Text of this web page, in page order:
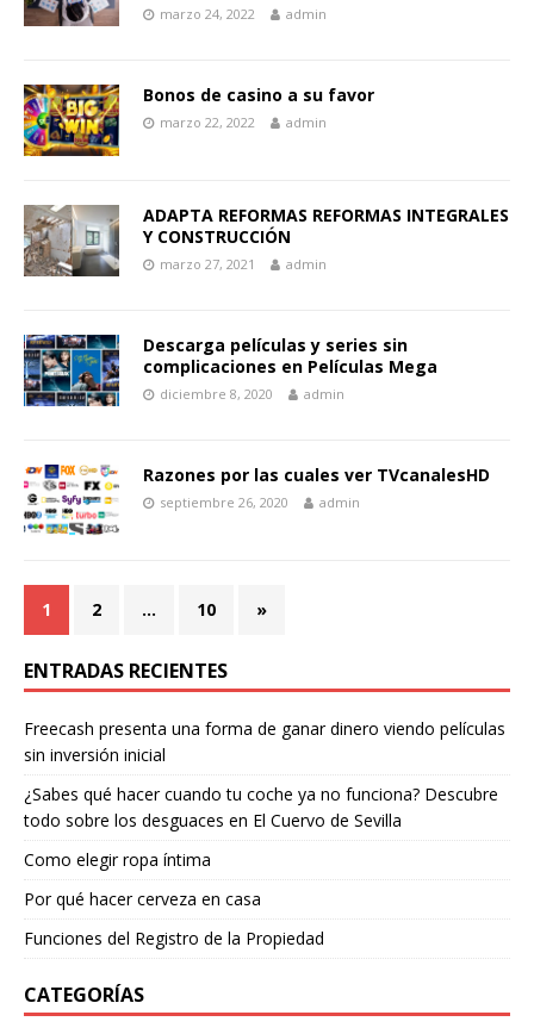
marzo 24, 2022 admin
Bonos de casino a su favor
marzo 22, 2022 admin
ADAPTA REFORMAS REFORMAS INTEGRALES
Y CONSTRUCCIÓN
marzo 27, 2021 admin
Descarga películas y series sin
complicaciones en Películas Mega
diciembre 8, 2020 admin
Razones por las cuales ver TVcanalesHD
septiembre 26, 2020 admin
1 2 … 10 »
ENTRADAS RECIENTES
Freecash presenta una forma de ganar dinero viendo películas
sin inversión inicial
¿Sabes qué hacer cuando tu coche ya no funciona? Descubre
todo sobre los desguaces en El Cuervo de Sevilla
Como elegir ropa íntima
Por qué hacer cerveza en casa
Funciones del Registro de la Propiedad
CATEGORÍAS